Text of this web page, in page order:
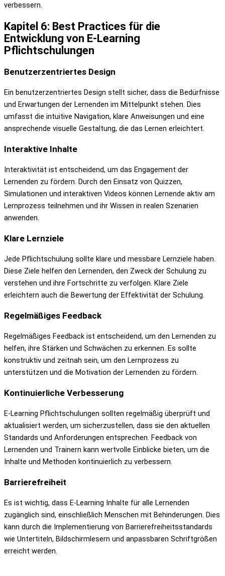
verbessern.
Kapitel 6: Best Practices für die
Entwicklung von E-Learning
Pflichtschulungen
Benutzerzentriertes Design
Ein benutzerzentriertes Design stellt sicher, dass die Bedürfnisse
und Erwartungen der Lernenden im Mittelpunkt stehen. Dies
umfasst die intuitive Navigation, klare Anweisungen und eine
ansprechende visuelle Gestaltung, die das Lernen erleichtert.
Interaktive Inhalte
Interaktivität ist entscheidend, um das Engagement der
Lernenden zu fördern. Durch den Einsatz von Quizzen,
Simulationen und interaktiven Videos können Lernende aktiv am
Lernprozess teilnehmen und ihr Wissen in realen Szenarien
anwenden.
Klare Lernziele
Jede Pflichtschulung sollte klare und messbare Lernziele haben.
Diese Ziele helfen den Lernenden, den Zweck der Schulung zu
verstehen und ihre Fortschritte zu verfolgen. Klare Ziele
erleichtern auch die Bewertung der Effektivität der Schulung.
Regelmäßiges Feedback
Regelmäßiges Feedback ist entscheidend, um den Lernenden zu
helfen, ihre Stärken und Schwächen zu erkennen. Es sollte
konstruktiv und zeitnah sein, um den Lernprozess zu
unterstützen und die Motivation der Lernenden zu fördern.
Kontinuierliche Verbesserung
E-Learning Pflichtschulungen sollten regelmäßig überprüft und
aktualisiert werden, um sicherzustellen, dass sie den aktuellen
Standards und Anforderungen entsprechen. Feedback von
Lernenden und Trainern kann wertvolle Einblicke bieten, um die
Inhalte und Methoden kontinuierlich zu verbessern.
Barrierefreiheit
Es ist wichtig, dass E-Learning Inhalte für alle Lernenden
zugänglich sind, einschließlich Menschen mit Behinderungen. Dies
kann durch die Implementierung von Barrierefreiheitsstandards
wie Untertiteln, Bildschirmlesern und anpassbaren Schriftgrößen
erreicht werden.